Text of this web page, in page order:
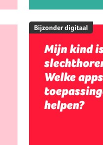
Bijzonder digitaal
Mijn kind
Welke
helpen?